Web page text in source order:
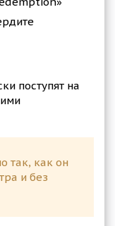
поступят на
так, как он
и без